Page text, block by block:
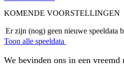
KOMENDE VOORSTELLINGEN
Er zijn (nog) geen nieuwe speeldata
Toon alle speeldata
We bevinden ons in een vreemd